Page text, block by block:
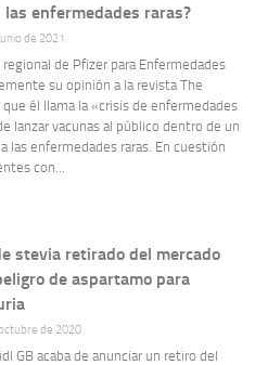
las enfermedades raras?
de 2021
de Pfizer para Enfermedades
su opinión a la revista The
él llama la «crisis de enfermedades
lanzar vacunas al público dentro de un
las enfermedades raras. En cuestión
con...
stevia retirado del mercado
de aspartamo para
de 2020
GB acaba de anunciar un retiro del